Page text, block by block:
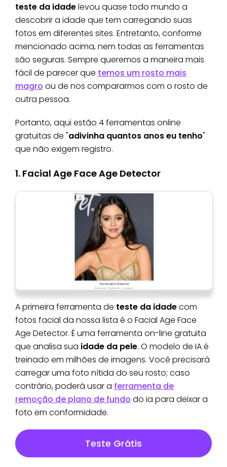
teste da idadelevou quase todo mundo a
descobrir a idade que tem carregando suas
fotos em diferentes sites. Entretanto, conforme
mencionado acima, nem todas as ferramentas
são seguras. Sempre queremos a maneira mais
fácil de parecer que temos um rosto mais
magro ou de nos compararmos com o rosto de
outra pessoa.
Portanto, aqui estão 4 ferramentas online
gratuitas de "adivinha quantos anos eu tenho"
que não exigem registro.
1. Facial Age Face Age Detector
A primeira ferramenta de teste da idadecom
fotos facial da nossa lista é o Facial Age Face
Age Detector. É uma ferramenta on-line gratuita
que analisa sua idade da pele. O modelo de IA é
treinado em milhões de imagens. Você precisará
carregar uma foto nítida do seu rosto; caso
contrário, poderá usar a ferramenta de
remoção de plano de fundo do ia para deixar a
foto em conformidade.
Teste Grátis